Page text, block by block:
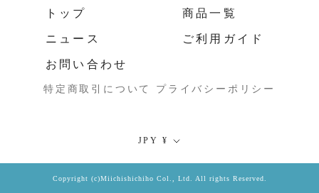
トップ 商品一覧
ニュース ご利用ガイド
お問い合わせ
特定商取引について プライバシーポリシー
通
JPY ¥
Copyright (c)Miichishichiho Col., Ltd. All rights Reserved.